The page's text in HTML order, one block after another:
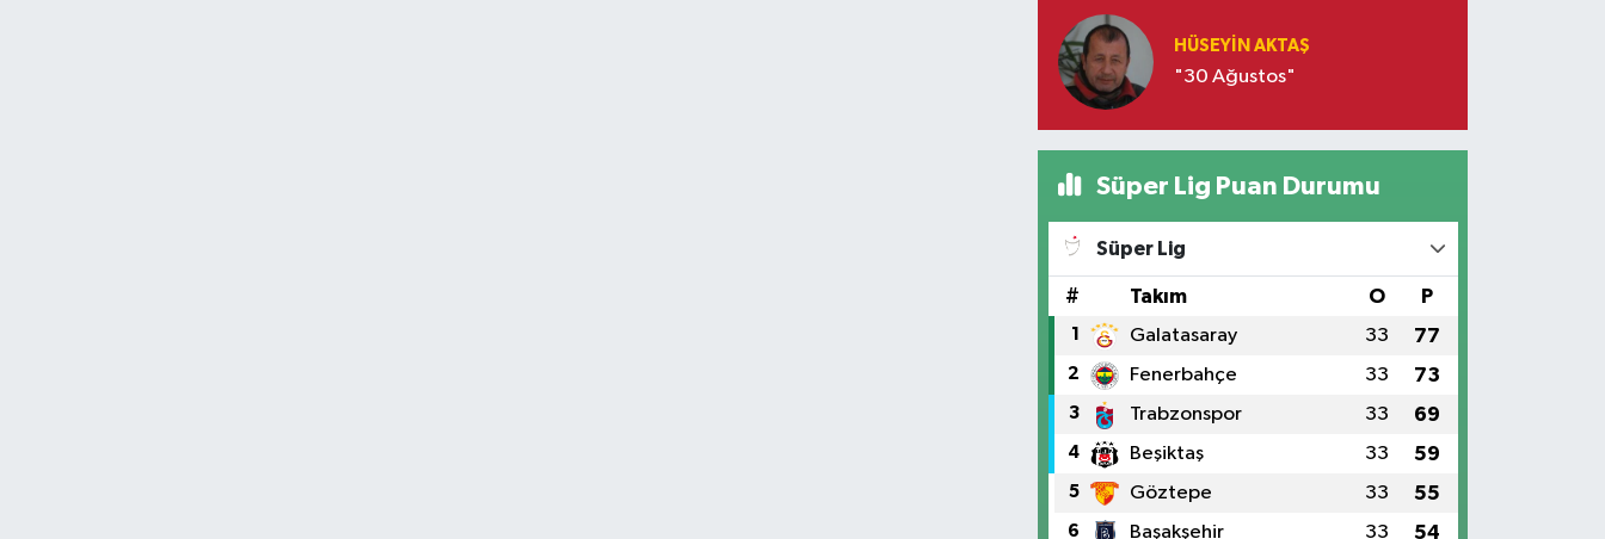
HÜSEYIN AKTAŞ
"30 Ağustos"
Süper Lig Puan Durumu
Süper Lig
# Takım O P
1 Galatasaray 33 77
2 Fenerbahçe 33 73
3 Trabzonspor 33 69
4 Beşiktaş 33 59
5 Göztepe 33 55
6 Başakşehir 33 54